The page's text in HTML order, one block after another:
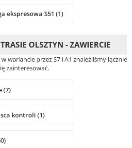
ekspresowa S51 (1)
OLSZTYN - ZAWIERCIE
wariancie przez S7 i A1 znaleźliśmy łącznie
zainteresować.
(7)
kontroli (1)